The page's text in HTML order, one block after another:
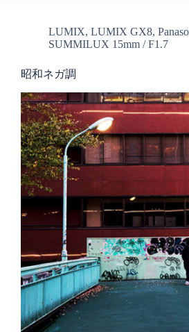
LUMIX, LUMIX GX8,
SUMMILUX 15mm / F1.7
昭和ネガ調